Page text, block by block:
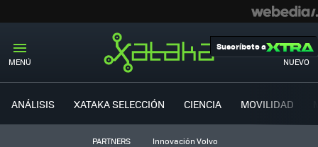
MENÚ NUEVO
Suscríbete a
ANÁLISIS XATAKA SELECCIÓN CIENCIA MOVILIDAD
PARTNERS Innovación Volvo